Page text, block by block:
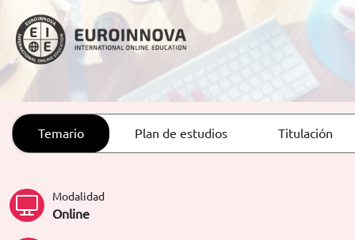
RECURSOS EDUCATIVOS
ARTÍCULOS
Temario Plan de estudios Titulación
Modalidad
Online